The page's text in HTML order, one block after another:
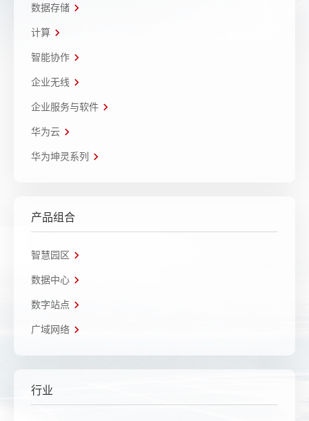
数据存储
计算
智能协作
企业无线
企业服务与软件
华为云
华为坤灵系列
产品组合
智慧园区
数据中心
数字站点
广域网络
行业